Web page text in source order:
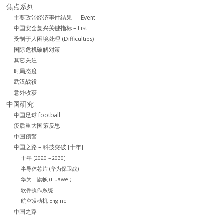
焦点系列
主要政治经济事件结果 — Event
中国安全复兴关键指标 – List
受制于人困境处理 (Difficulties)
国际危机破解对策
其它关注
时局态度
武汉战役
意外收获
中国研究
中国足球 football
疫后重大国策反思
中国预警
中国之路 – 科技突破 [十年]
十年 [2020 – 2030]
半导体芯片 (华为保卫战)
华为 – 旗帜 (Huawei)
软件操作系统
航空发动机 Engine
中国之路